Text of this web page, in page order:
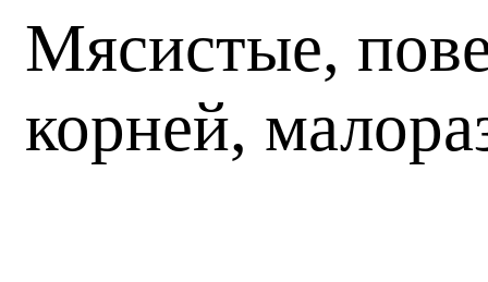
Мясистые,
корней,